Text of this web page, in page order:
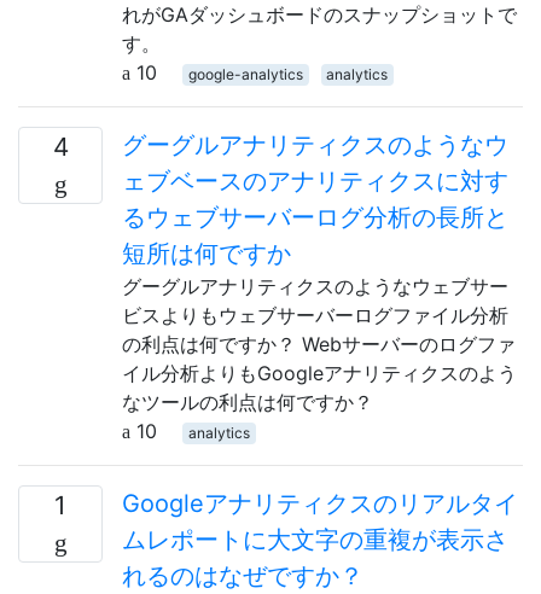
れがGAダッシュボードのスナップショットで
す。
10
google-analytics analytics
4
グーグルアナリティクスのようなウ
ェブベースのアナリティクスに対す
るウェブサーバーログ分析の長所と
短所は何ですか
グーグルアナリティクスのようなウェブサー
ビスよりもウェブサーバーログファイル分析
の利点は何ですか？ Webサーバーのログファ
イル分析よりもGoogleアナリティクスのよう
なツールの利点は何ですか？
10
analytics
1
Googleアナリティクスのリアルタイ
ムレポートに大文字の重複が表示さ
れるのはなぜですか？